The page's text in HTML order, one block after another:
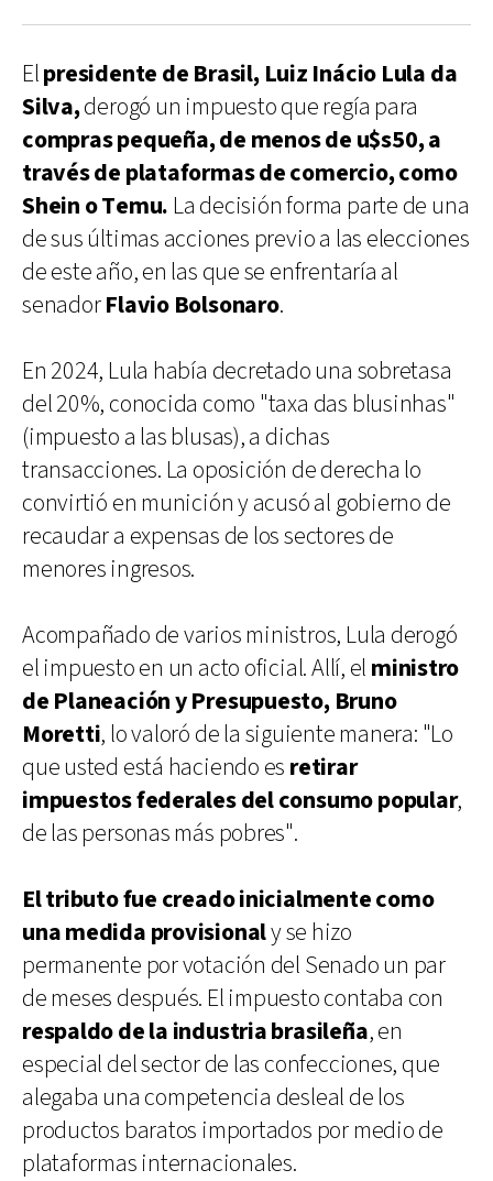
Elpresidente de Brasil, Luiz Inácio Lula da
Silva,derogó un impuesto que regía para
compras pequeña, de menos de u$s50, a
través de plataformas de comercio, como
Shein o Temu. La decisión forma parte de una
de sus últimas acciones previo a las elecciones
de este año, en las que se enfrentaría al
senadorFlavio Bolsonaro.
En 2024, Lula había decretado una sobretasa
del 20%, conocida como "taxa das blusinhas"
(impuesto a las blusas), a dichas
transacciones. La oposición de derecha lo
convirtió en munición y acusó al gobierno de
recaudar a expensas de los sectores de
menores ingresos.
Acompañado de varios ministros, Lula derogó
el impuesto en un acto oficial. Allí, el ministro
de Planeación y Presupuesto, Bruno
Moretti, lo valoró de la siguiente manera: "Lo
que usted está haciendo es retirar
impuestos federales del consumo popular,
de las personas más pobres".
El tributo fue creado inicialmente como
una medida provisionaly se hizo
permanente por votación del Senado un par
de meses después. El impuesto contaba con
respaldo de la industria brasileña, en
especial del sector de las confecciones, que
alegaba una competencia desleal de los
productos baratos importados por medio de
plataformas internacionales.